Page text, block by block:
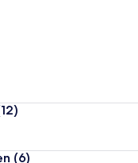
(6)